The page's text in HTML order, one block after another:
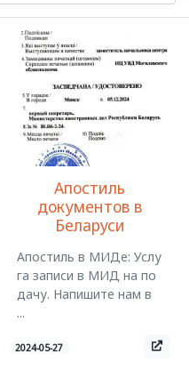
Апостиль
документов в
Беларуси
Апостиль в МИДе: Услу
га записи в МИД на по
дачу. Напишите нам в
...
2024-05-27